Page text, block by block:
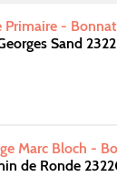
Primaire - Bonnat
Sand
Marc Bloch -
de Ronde